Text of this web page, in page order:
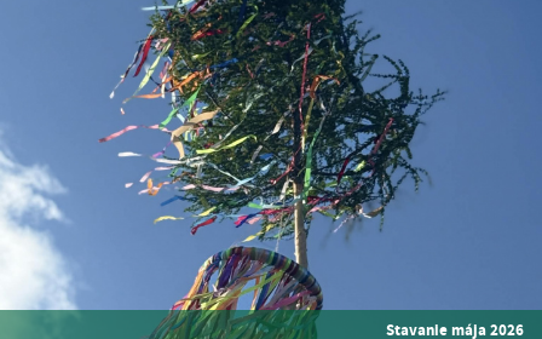
Stavanie mája 2026